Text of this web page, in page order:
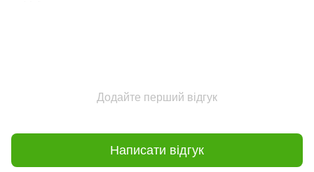
Додайте перший відгук
Написати відгук